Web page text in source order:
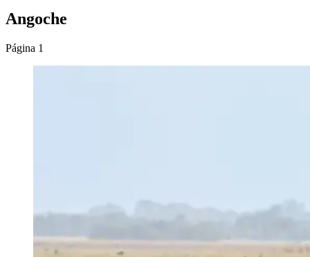
Angoche
Página 1